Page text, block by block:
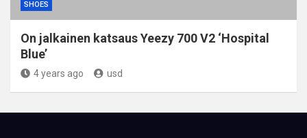
SHOES
On jalkainen katsaus Yeezy 700 V2 ‘Hospital
Blue’
4 years ago usd